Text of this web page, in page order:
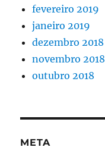
fevereiro 2019
janeiro 2019
dezembro 2018
novembro 2018
outubro 2018
META